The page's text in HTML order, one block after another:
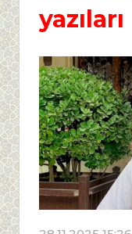
yazıları